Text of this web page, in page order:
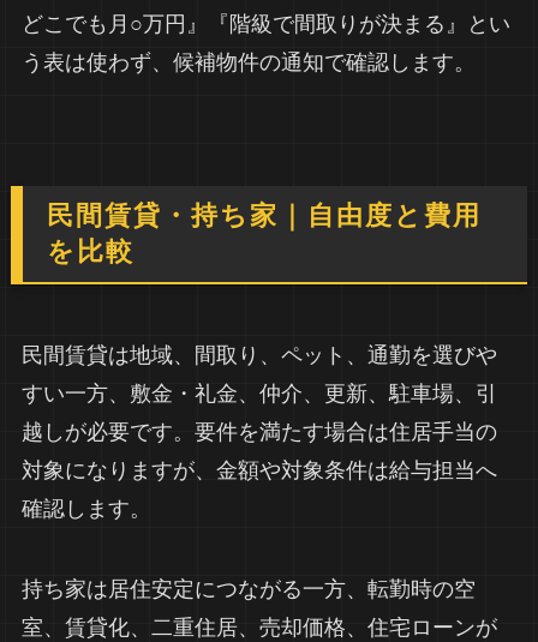
どこでも月○万円』『階級で間取りが決まる』とい
う表は使わず、候補物件の通知で確認します。
民間賃貸・持ち家｜自由度と費用
を比較
民間賃貸は地域、間取り、ペット、通勤を選びや
すい一方、敷金・礼金、仲介、更新、駐車場、引
越しが必要です。要件を満たす場合は住居手当の
対象になりますが、金額や対象条件は給与担当へ
確認します。
持ち家は居住安定につながる一方、転勤時の空
室、賃貸化、二重住居、売却価格、住宅ローンが